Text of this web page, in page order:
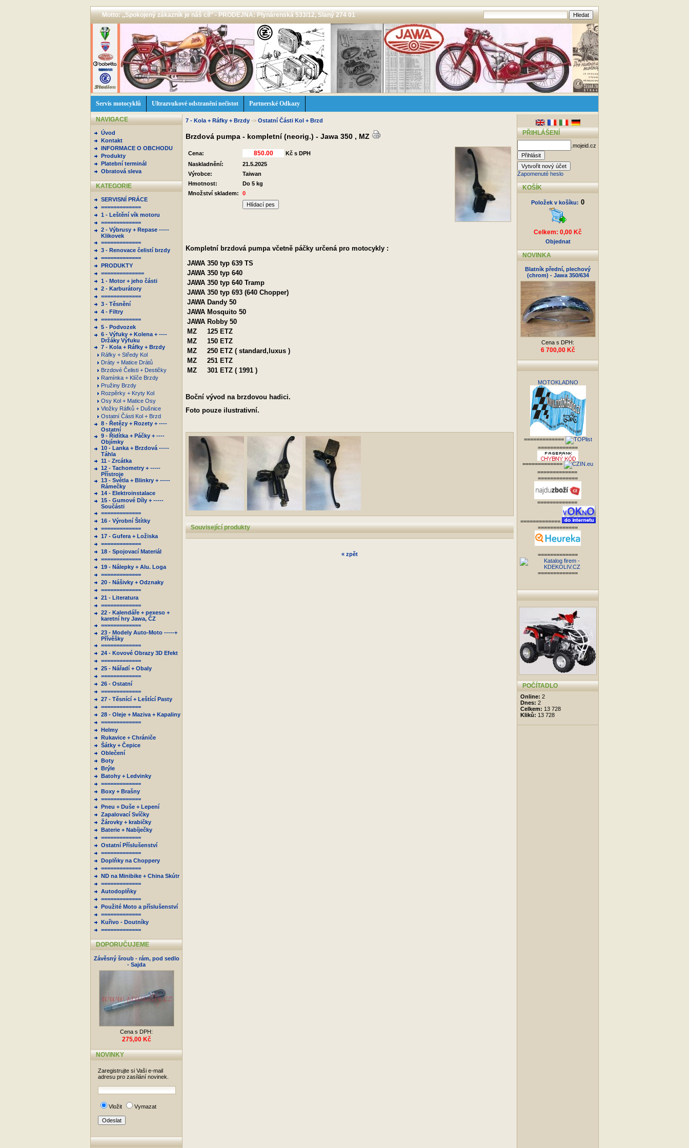
Motto: ,,Spokojený zákazník je náš cíl'' - PRODEJNA: Plynárenská 533/12, Slaný 274 01
Servis motocyklů Ultrazvukové odstranění nečistot Partnerské Odkazy
NAVIGACE
Úvod
Kontakt
INFORMACE O OBCHODU
Produkty
Platební terminál
Obratová sleva
KATEGORIE
SERVISNÍ PRÁCE
=============
1 - Leštění vík motoru
=============
2 - Výbrusy + Repase -----
Klikovek
=============
3 - Renovace čelistí brzdy
=============
PRODUKTY
==============
1 - Motor + jeho části
2 - Karburátory
=============
3 - Těsnění
4 - Filtry
=============
5 - Podvozek
6 - Výfuky + Kolena + ----
Držáky Výfuku
7 - Kola + Ráfky + Brzdy
Ráfky + Středy Kol
Dráty + Matice Drátů
Brzdové Čelisti + Destičky
Ramínka + Klíče Brzdy
Pružiny Brzdy
Rozpěrky + Kryty Kol
Osy Kol + Matice Osy
Vložky Ráfků + Dušnice
Ostatní Části Kol + Brzd
8 - Řetězy + Rozety + ----
Ostatní
9 - Řidítka + Páčky + ----
Objímky
10 - Lanka + Brzdová -----
Táhla
11 - Zrcátka
12 - Tachometry + -----
Přístroje
13 - Světla + Blinkry + -----
Rámečky
14 - Elektroinstalace
15 - Gumové Díly + -----
Součásti
=============
16 - Výrobní Štítky
=============
17 - Gufera + Ložiska
=============
18 - Spojovací Materiál
=============
19 - Nálepky + Alu. Loga
=============
20 - Nášivky + Odznaky
=============
21 - Literatura
=============
22 - Kalendáře + pexeso +
karetní hry Jawa, ČZ
=============
23 - Modely Auto-Moto -----+
Přívěšky
=============
24 - Kovové Obrazy 3D Efekt
=============
25 - Nářadí + Obaly
=============
26 - Ostatní
=============
27 - Těsnící + Leštící Pasty
=============
28 - Oleje + Maziva + Kapaliny
=============
Helmy
Rukavice + Chrániče
Šátky + Čepice
Oblečení
Boty
Brýle
Batohy + Ledvinky
=============
Boxy + Brašny
=============
Pneu + Duše + Lepení
Zapalovací Svíčky
Žárovky + krabičky
Baterie + Nabíječky
=============
Ostatní Příslušenství
=============
Doplňky na Choppery
=============
ND na Minibike + China Skútr
=============
Autodoplňky
=============
Použité Moto a příslušenství
=============
Kuřivo - Doutníky
=============
DOPORUČUJEME
Závěsný šroub - rám, pod sedlo
- Sajda
Cena s DPH:
275,00 Kč
NOVINKY
Zaregistrujte si Vaši e-mail
adresu pro zasílání novinek.
Vložit Vymazat
7 - Kola + Ráfky + Brzdy -> Ostatní Části Kol + Brzd
Brzdová pumpa - kompletní (neorig.) - Jawa 350 , MZ
Cena:
Kč s DPH
Naskladnění:
21.5.2025
Výrobce:
Taiwan
Hmotnost:
Do 5 kg
Množství skladem:
0
Hlídací pes
Kompletní brzdová pumpa včetně páčky určená pro motocykly :
JAWA 350 typ 639 TS
JAWA 350 typ 640
JAWA 350 typ 640 Tramp
JAWA 350 typ 693 (640 Chopper)
JAWA Dandy 50
JAWA Mosquito 50
JAWA Robby 50
MZ
125 ETZ
MZ
150 ETZ
MZ
250 ETZ ( standard,luxus )
MZ
251 ETZ
MZ
301 ETZ ( 1991 )
Boční vývod na brzdovou hadici.
Foto pouze ilustrativní.
Související produkty
« zpět
PŘIHLÁŠENÍ
.mojeid.cz
Zapomenuté heslo
KOŠÍK
Položek v košíku: 0
Celkem: 0,00 Kč
Objednat
NOVINKA
Blatník přední, plechový
(chrom) - Jawa 350/634
Cena s DPH:
6 700,00 Kč
MOTOKLADNO
=============
=============
=============
=============
=============
=============
=============
=============
=============
=============
POČÍTADLO
Online: 2
Dnes: 2
Celkem: 13 728
Kliků: 13 728